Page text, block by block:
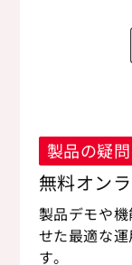
製品の疑
無料オン
製品デモや
せた最適な
す。